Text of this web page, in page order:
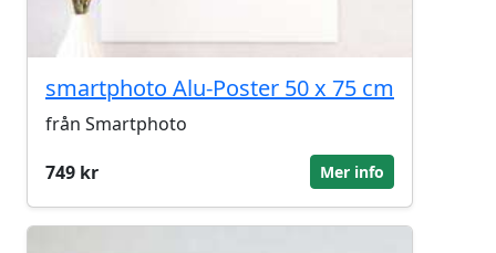
smartphoto Alu-Poster 50 x 75 cm
från Smartphoto
749 kr
Mer info